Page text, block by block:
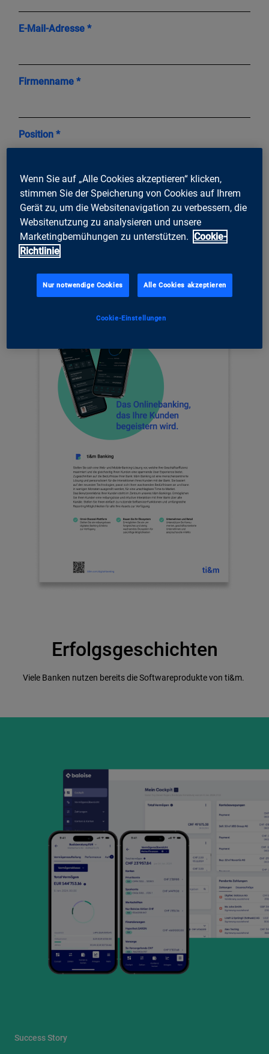
E-Mail-Adresse *
Firmenname *
Position *
Ich akzeptiere die Datenschutzerklärung.
Ich möchte Neuigkeiten und Insights zu
Digitalisierungsthemen erhalten.
Erfolgsgeschichten
Viele Banken nutzen bereits die Softwareprodukte von ti&m.
Success Story
Wenn Sie auf „Alle Cookies akzeptieren“ klicken,
stimmen Sie der Speicherung von Cookies auf Ihrem
Gerät zu, um die Websitenavigation zu verbessern, die
Websitenutzung zu analysieren und unsere
Marketingbemühungen zu unterstützen. Cookie-
Richtlinie
Nur notwendige Cookies Alle Cookies akzeptieren
Cookie-Einstellungen